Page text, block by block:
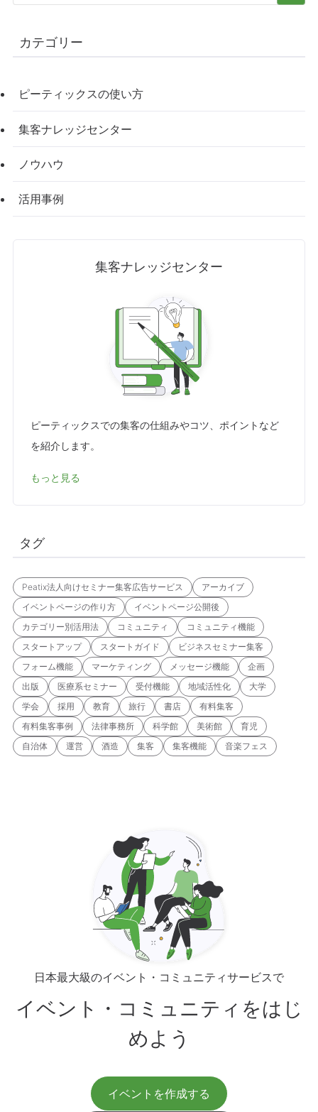
カテゴリー
ピーティックスの使い方
集客ナレッジセンター
ノウハウ
活用事例
集客ナレッジセンター
ピーティックスでの集客の仕組みやコツ、ポイントなど
を紹介します。
もっと見る
タグ
Peatix法人向けセミナー集客広告サービス
アーカイブ
イベントページの作り方
イベントページ公開後
カテゴリー別活用法
コミュニティ
コミュニティ機能
スタートアップ
スタートガイド
ビジネスセミナー集客
フォーム機能
マーケティング メッセージ機能
企画
出版
医療系セミナー 受付機能 地域活性化
大学
学会
採用 教育 旅行 書店
有料集客
有料集客事例
法律事務所 科学館 美術館
育児
自治体
運営 酒造 集客 集客機能 音楽フェス
日本最大級のイベント・コミュニティサービスで
イベント・コミュニティをはじ
めよう
イベントを作成する